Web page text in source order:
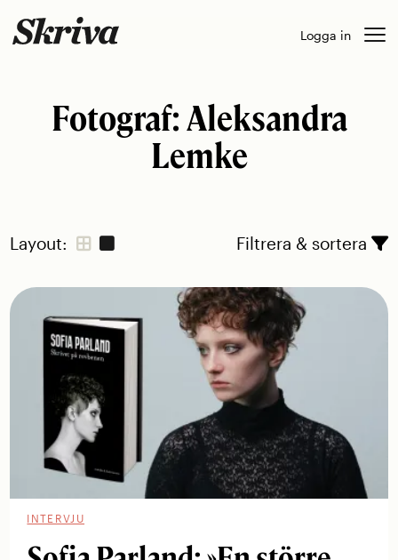
to
Logga in
Fotograf:Aleksandra
Lemke
Layout: Filtrera & sortera
INTERVJU